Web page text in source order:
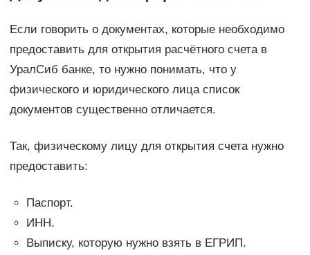
Если говорить о документах, которые необходимо
предоставить для открытия расчётного счета в
УралСиб банке, то нужно понимать, что у
физического и юридического лица список
документов существенно отличается.
Так, физическому лицу для открытия счета нужно
предоставить:
Паспорт.
ИНН.
Выписку, которую нужно взять в ЕГРИП.